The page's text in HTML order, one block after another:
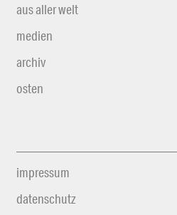
aus aller welt
medien
archiv
osten
impressum
datenschutz